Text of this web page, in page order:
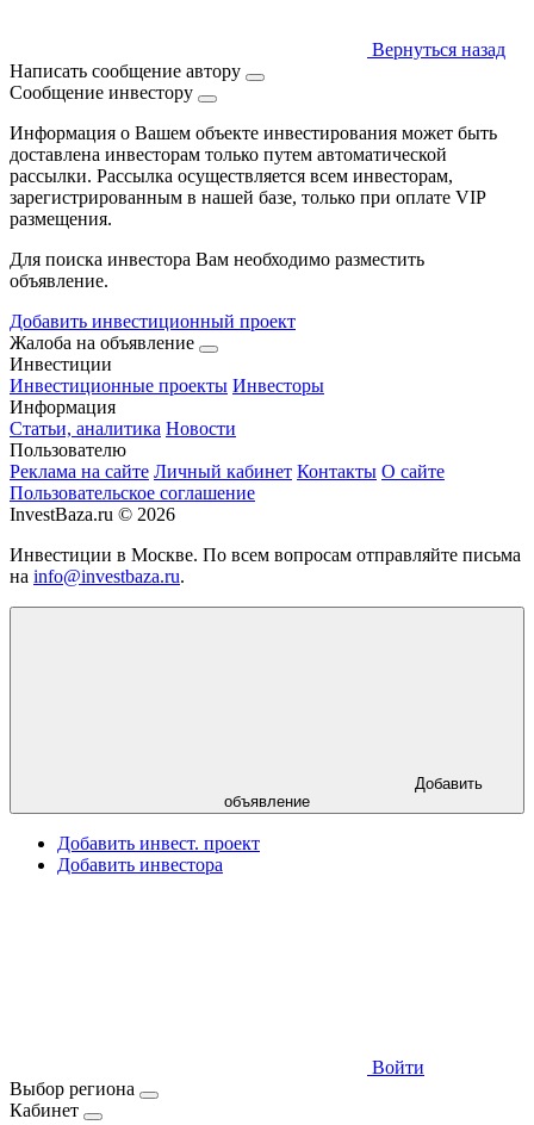
Вернуться назад
Написать сообщение автору
Сообщение инвестору
Информация о Вашем объекте инвестирования может быть
доставлена инвесторам только путем автоматической
рассылки. Рассылка осуществляется всем инвесторам,
зарегистрированным в нашей базе, только при оплате VIP
размещения.
Для поиска инвестора Вам необходимо разместить
объявление.
Добавить инвестиционный проект
Жалоба на объявление
Инвестиции
Инвестиционные проекты Инвесторы
Информация
Статьи, аналитика Новости
Пользователю
Реклама на сайте Личный кабинет Контакты О сайте
Пользовательское соглашение
InvestBaza.ru © 2026
Инвестиции в Москве. По всем вопросам отправляйте письма
на info@investbaza.ru.
Добавить
объявление
Добавить инвест. проект
Добавить инвестора
Войти
Выбор региона
Кабинет